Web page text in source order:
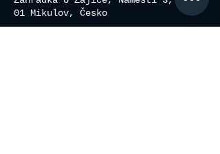
01 Mikulov, Česko